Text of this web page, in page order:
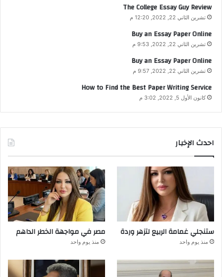
The College Essay Guy Review
تشرين الثاني 22, 2022, 12:20 م
Buy an Essay Paper Online
تشرين الثاني 22, 2022, 9:53 م
Buy an Essay Paper Online
تشرين الثاني 22, 2022, 9:57 م
How to Find the Best Paper Writing Service
كانون الأول 5, 2022, 3:02 م
احدث الإخبار
ستنجلي غمامة الربيع لتزهر وردة
منذ يوم واحد
مصر في مواجهة الخطر الداهم
منذ يوم واحد